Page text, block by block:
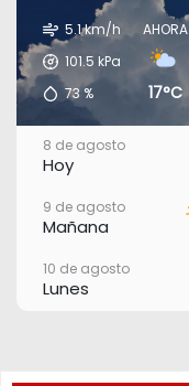
5.1 km/h
101.5 kPa
73 %
AHORA
17°C
8 de agosto
Hoy
9 de agosto
Mañana
10 de agosto
Lunes